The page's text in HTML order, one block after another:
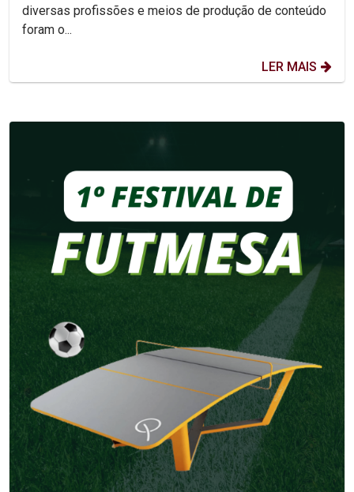
diversas profissões e meios de produção de conteúdo
foram o...
LER MAIS